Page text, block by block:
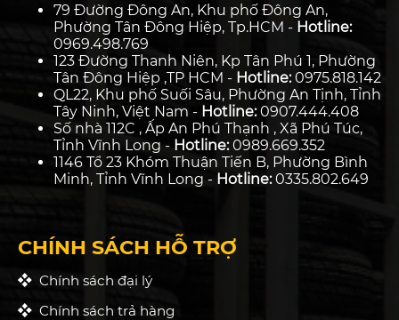
79 Đường Đông An, Khu phố Đông An,
Phường Tân Đông Hiệp, Tp.HCM - Hotline:
0969.498.769
123 Đường Thanh Niên, Kp Tân Phú 1, Phường
Tân Đông Hiệp ,TP HCM - Hotline:0975.818.142
QL22, Khu phố Suối Sâu, Phường An Tịnh, Tỉnh
Tây Ninh, Việt Nam - Hotline:0907.444.408
Số nhà 112C , Ấp An Phú Thạnh , Xã Phú Túc,
Tỉnh Vĩnh Long - Hotline:0989.669.352
1146 Tổ 23 Khóm Thuận Tiến B, Phường Bình
Minh, Tỉnh Vĩnh Long - Hotline:0335.802.649
CHÍNH SÁCH HỖ TRỢ
Chính sách đại lý
Chính sách trả hàng